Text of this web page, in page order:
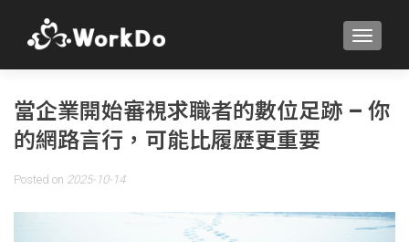
當企業開始審視求職者的數位足跡 – 你
的網路言行，可能比履歷更重要
Posted on 2025-10-14